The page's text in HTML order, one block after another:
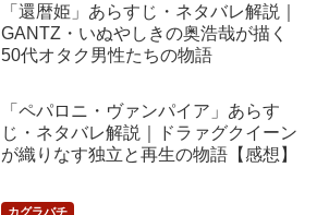
「還暦姫」あらすじ・ネタバレ解説｜
GANTZ・いぬやしきの奥浩哉が描く
50代オタク男性たちの物語
「ペパロニ・ヴァンパイア」あらす
じ・ネタバレ解説｜ドラァグクイーン
が織りなす独立と再生の物語【感想】